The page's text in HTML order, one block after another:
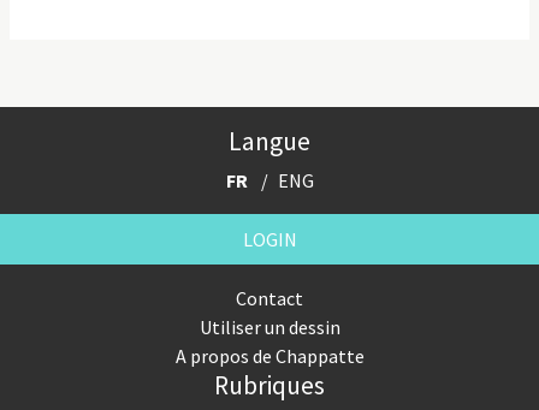
Langue
FR ENG
LOGIN
Contact
Utiliser un dessin
A propos de Chappatte
Rubriques